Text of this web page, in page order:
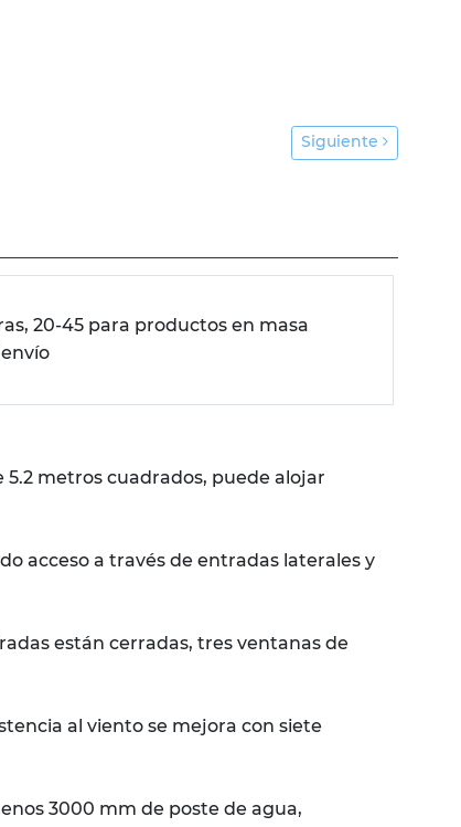
Siguiente
20-45 para productos en masa
envío
metros cuadrados, puede alojar
acceso a través de entradas laterales y
están cerradas, tres ventanas de
al viento se mejora con siete
3000 mm de poste de agua,